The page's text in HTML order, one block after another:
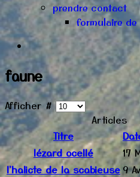
prendre contact
formulaire
faune
Afficher #
Articles
Titre
lézard ocellé
17
l'halicte de la scabieuse9